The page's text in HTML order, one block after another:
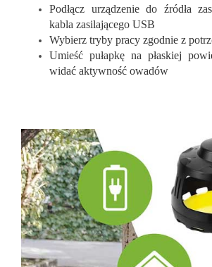
Podłącz urządzenie do źródła
kabla zasilającego USB
Wybierz tryby pracy zgodnie z
Umieść pułapkę na płaskiej
widać aktywność owadów